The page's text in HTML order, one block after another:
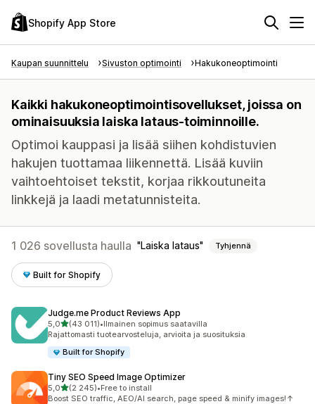
Shopify App Store
Kaupan suunnittelu Sivuston optimointi Hakukoneoptimointi
Kaikki hakukoneoptimointisovellukset, joissa on
ominaisuuksia laiska lataus-toiminnoille.
Optimoi kauppasi ja lisää siihen kohdistuvien
hakujen tuottamaa liikennettä. Lisää kuviin
vaihtoehtoiset tekstit, korjaa rikkoutuneita
linkkejä ja laadi metatunnisteita.
1 026 sovellusta haulla Laiska lataus Tyhjennä
Built for Shopify
Judge.me Product Reviews App
5,0/ 5 tähteä
(43 011)
43011 arvostelua yhteensä
•Ilmainen sopimus saatavilla
Rajattomasti tuotearvosteluja, arvioita ja suosituksia
Built for Shopify
Tiny SEO Speed Image Optimizer
5,0/ 5 tähteä
(2 245)
2245 arvostelua yhteensä
•Free to install
Boost SEO traffic, AEO/AI search, page speed & minify images!↑